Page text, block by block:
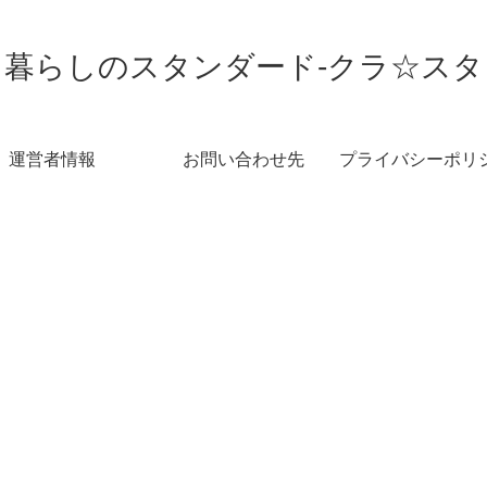
暮らしのスタンダード-クラ☆スタ
運営者情報 お問い合わせ先